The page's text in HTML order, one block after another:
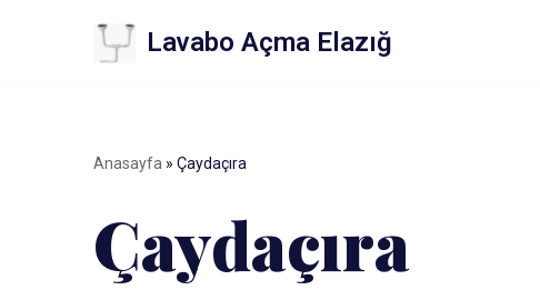
Lavabo Açma Elazığ
Anasayfa » Çaydaçıra
Çaydaçıra